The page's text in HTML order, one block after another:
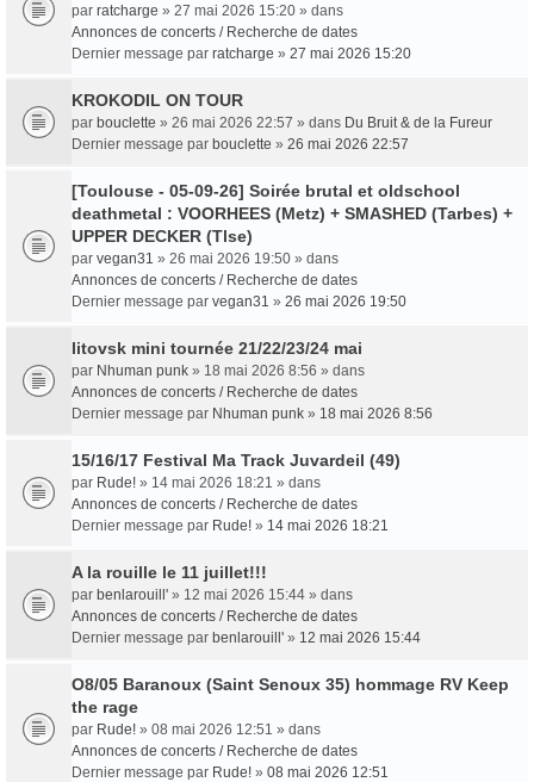
par ratcharge » 27 mai 2026 15:20 » dans
Annonces de concerts / Recherche de dates
Dernier message par ratcharge » 27 mai 2026 15:20
KROKODIL ON TOUR
par bouclette » 26 mai 2026 22:57 » dans Du Bruit & de la Fureur
Dernier message par bouclette » 26 mai 2026 22:57
[Toulouse - 05-09-26] Soirée brutal et oldschool
deathmetal : VOORHEES (Metz) + SMASHED (Tarbes) +
UPPER DECKER (Tlse)
par vegan31 » 26 mai 2026 19:50 » dans
Annonces de concerts / Recherche de dates
Dernier message par vegan31 » 26 mai 2026 19:50
litovsk mini tournée 21/22/23/24 mai
par Nhuman punk » 18 mai 2026 8:56 » dans
Annonces de concerts / Recherche de dates
Dernier message par Nhuman punk » 18 mai 2026 8:56
15/16/17 Festival Ma Track Juvardeil (49)
par Rude! » 14 mai 2026 18:21 » dans
Annonces de concerts / Recherche de dates
Dernier message par Rude! » 14 mai 2026 18:21
A la rouille le 11 juillet!!!
par benlarouill' » 12 mai 2026 15:44 » dans
Annonces de concerts / Recherche de dates
Dernier message par benlarouill' » 12 mai 2026 15:44
O8/05 Baranoux (Saint Senoux 35) hommage RV Keep
the rage
par Rude! » 08 mai 2026 12:51 » dans
Annonces de concerts / Recherche de dates
Dernier message par Rude! » 08 mai 2026 12:51